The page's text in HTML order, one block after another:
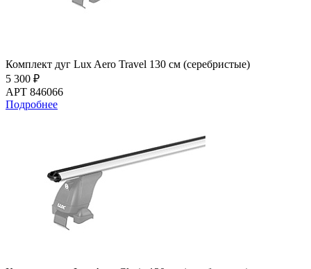
Комплект дуг Lux Aero Travel 130 см (серебристые)
5 300 ₽
АРТ 846066
Подробнее